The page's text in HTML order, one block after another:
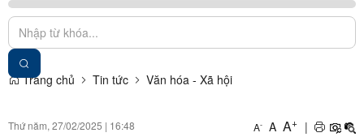
Trang chủ Tin tức Văn hóa - Xã hội
Thứ năm, 27/02/2025 | 16:48 A- A A+ |